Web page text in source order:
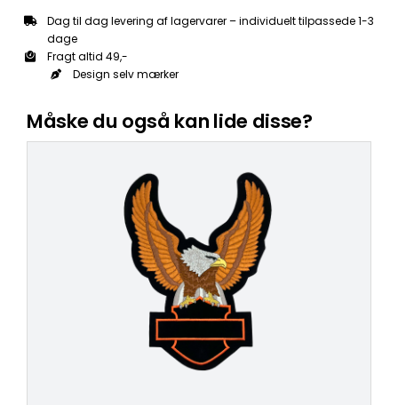
Dag til dag levering af lagervarer – individuelt tilpassede 1-3
dage
Fragt altid 49,-
Design selv mærker
Måske du også kan lide disse?